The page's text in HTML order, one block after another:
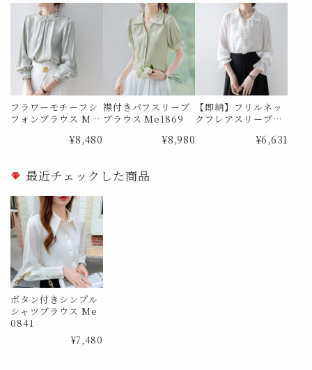
フラワーモチーフシ
フォンブラウス Me
¥8,480
襟付きパフスリーブ
ブラウス Me1869
¥8,980
【即納】フリルネッ
クフレアスリーブシ
¥6,631
最近チェックした商品
ボタン付きシンプル
シャツブラウス Me
0841
¥7,480